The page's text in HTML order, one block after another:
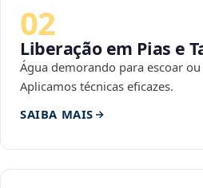
02
Liberação em Pias e
Água demorando para escoar
Aplicamos técnicas eficazes.
SAIBA MAIS